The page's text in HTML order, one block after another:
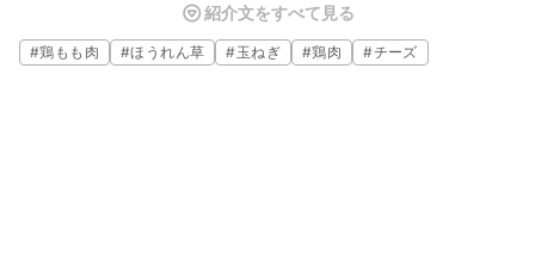
短レシピにもなります。お子様がいるご家庭でもきっと喜ばれるは
ず！ぜひお試しください。
紹介文をすべて見る
#鶏もも肉 #ほうれん草 #玉ねぎ #鶏肉 #チーズ